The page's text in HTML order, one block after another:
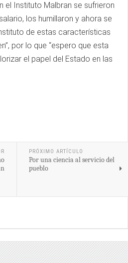
el Instituto Malbran se sufrieron
los humillaron y ahora se
de estas características
por lo que “espero que esta
el papel del Estado en las
PRÓXIMO ARTÍCULO
Por una ciencia al servicio del
pueblo